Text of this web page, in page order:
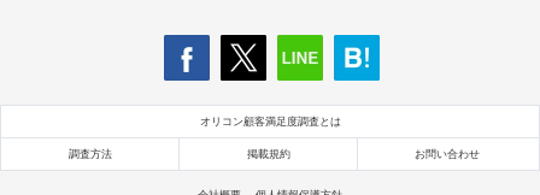
オリコン顧客満足度調査とは
調査方法 掲載規約 お問い合わせ